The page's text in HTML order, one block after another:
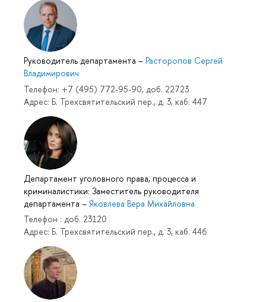
Руководитель департамента – Расторопов Сергей
Владимирович
Телефон: +7 (495) 772-95-90, доб. 22723
Адрес: Б. Трехсвятительский пер., д. 3, каб. 447
Департамент уголовного права, процесса и
криминалистики: Заместитель руководителя
департамента – Яковлева Вера Михайловна
Телефон : доб. 23120
Адрес: Б. Трехсвятительский пер., д. 3, каб. 446